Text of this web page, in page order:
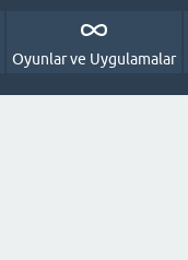
Oyunlar ve Uygulamalar